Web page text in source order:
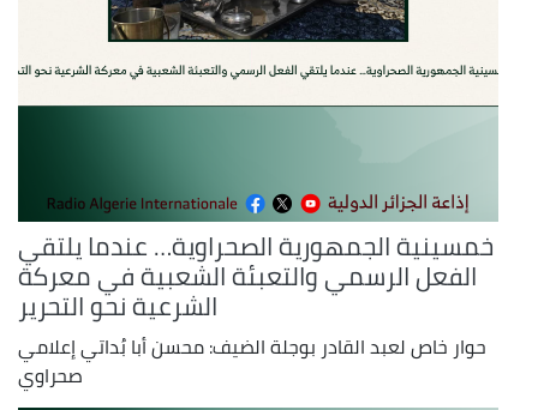
خمسينية الجمهورية الصحراوية… عندما يلتقي
الفعل الرسمي والتعبئة الشعبية في معركة
الشرعية نحو التحرير
حوار خاص لعبد القادر بوجلة الضيف: محسن أبا بُداتي إعلامي
صحراوي